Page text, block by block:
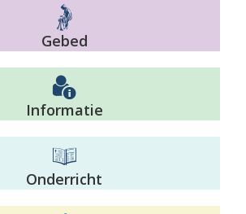
Gebed
Informatie
Onderricht